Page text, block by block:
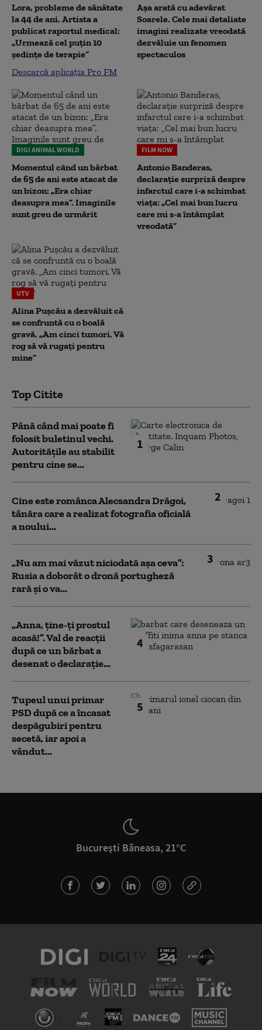
Lora, probleme de sănătate
la 44 de ani. Artista a
publicat raportul medical:
„Urmează cel puțin 10
ședințe de terapie”
Descarcă aplicația Pro FM
Așa arată cu adevărat
Soarele. Cele mai detaliate
imagini realizate vreodată
dezvăluie un fenomen
spectaculos
DIGI ANIMAL WORLD
Momentul când un bărbat
de 65 de ani este atacat de
un bizon: „Era chiar
deasupra mea”. Imaginile
sunt greu de urmărit
FILM NOW
Antonio Banderas,
declarație surpriză despre
infarctul care i-a schimbat
viața: „Cel mai bun lucru
care mi s-a întâmplat
vreodată”
UTV
Alina Pușcău a dezvăluit că
se confruntă cu o boală
gravă. „Am cinci tumori. Vă
rog să vă rugați pentru
mine”
Top Citite
1
Până când mai poate fi
folosit buletinul vechi.
Autoritățile au stabilit
pentru cine se...
2
Cine este românca Alecsandra Drăgoi,
tânăra care a realizat fotografia oficială
a noului...
3
„Nu am mai văzut niciodată așa ceva”:
Rusia a doborât o dronă portugheză
rară și o va...
4
„Anna, ţine-ţi prostul
acasă!”. Val de reacții
după ce un bărbat a
desenat o declarație...
5
Tupeul unui primar
PSD după ce a încasat
despăgubiri pentru
secetă, iar apoi a
vândut...
București Băneasa, 21°C